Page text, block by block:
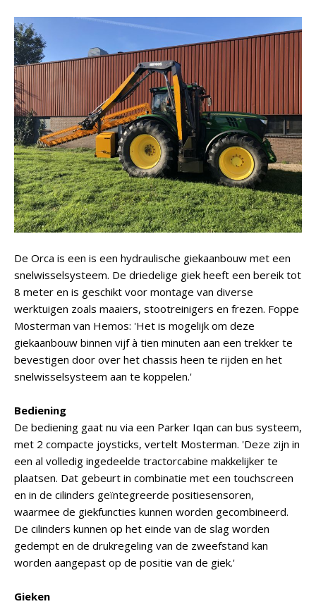
De Orca is een is een hydraulische giekaanbouw met een
snelwisselsysteem. De driedelige giek heeft een bereik tot
8 meter en is geschikt voor montage van diverse
werktuigen zoals maaiers, stootreinigers en frezen. Foppe
Mosterman van Hemos: 'Het is mogelijk om deze
giekaanbouw binnen vijf à tien minuten aan een trekker te
bevestigen door over het chassis heen te rijden en het
snelwisselsysteem aan te koppelen.'
Bediening
De bediening gaat nu via een Parker Iqan can bus systeem,
met 2 compacte joysticks, vertelt Mosterman. 'Deze zijn in
een al volledig ingedeelde tractorcabine makkelijker te
plaatsen. Dat gebeurt in combinatie met een touchscreen
en in de cilinders geïntegreerde positiesensoren,
waarmee de giekfuncties kunnen worden gecombineerd.
De cilinders kunnen op het einde van de slag worden
gedempt en de drukregeling van de zweefstand kan
worden aangepast op de positie van de giek.'
Gieken